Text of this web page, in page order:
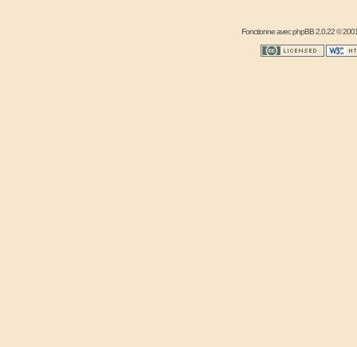
Fonctionne avecphpBB2.0.22 ©